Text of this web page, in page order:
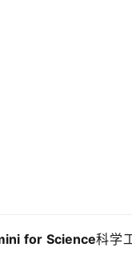
for Science科学